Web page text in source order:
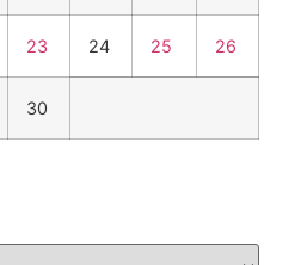
23 24 25 26
30